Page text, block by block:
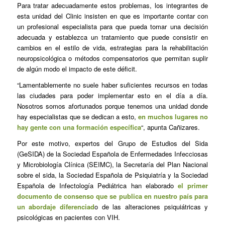
Para tratar adecuadamente estos problemas, los integrantes de
esta unidad del Clinic insisten en que es importante contar con
un profesional especialista para que pueda tomar una decisión
adecuada y establezca un tratamiento que puede consistir en
cambios en el estilo de vida, estrategias para la rehabilitación
neuropsicológica o métodos compensatorios que permitan suplir
de algún modo el impacto de este déficit.
“Lamentablemente no suele haber suficientes recursos en todas
las ciudades para poder implementar esto en el día a día.
Nosotros somos afortunados porque tenemos una unidad donde
hay especialistas que se dedican a esto,en muchos lugares no
hay gente con una formación específica“, apunta Cañizares.
Por este motivo, expertos del Grupo de Estudios del Sida
(GeSIDA) de la Sociedad Española de Enfermedades Infecciosas
y Microbiología Clínica (SEIMC), la Secretaría del Plan Nacional
sobre el sida, la Sociedad Española de Psiquiatría y la Sociedad
Española de Infectología Pediátrica han elaboradoel primer
documento de consenso que se publica en nuestro país para
un abordaje diferenciado de las alteraciones psiquiátricas y
psicológicas en pacientes con VIH.